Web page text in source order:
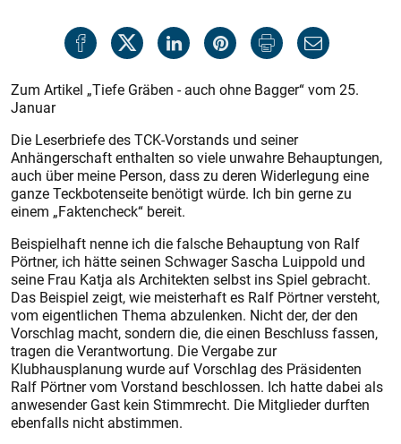
Zum Artikel „Tiefe Gräben - auch ohne Bagger“ vom 25.
Januar
Die Leserbriefe des TCK-Vorstands und seiner
Anhängerschaft enthalten so viele unwahre Behauptungen,
auch über meine Person, dass zu deren Widerlegung eine
ganze Teckbotenseite benötigt würde. Ich bin gerne zu
einem „Faktencheck“ bereit.
Beispielhaft nenne ich die falsche Behauptung von Ralf
Pörtner, ich hätte seinen Schwager Sascha Luippold und
seine Frau Katja als Architekten selbst ins Spiel gebracht.
Das Beispiel zeigt, wie meisterhaft es Ralf Pörtner versteht,
vom eigentlichen Thema abzulenken. Nicht der, der den
Vorschlag macht, sondern die, die einen Beschluss fassen,
tragen die Verantwortung. Die Vergabe zur
Klubhausplanung wurde auf Vorschlag des Präsidenten
Ralf Pörtner vom Vorstand beschlossen. Ich hatte dabei als
anwesender Gast kein Stimmrecht. Die Mitglieder durften
ebenfalls nicht abstimmen.